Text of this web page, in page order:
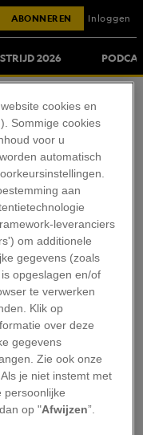
2026
ABONNEREN Inloggen
Land
houdt zich bezig
vrije tijd reist en
natuur, luistert
over alles
tot wat ze zijn.
cookies en
Sommige cookies
voor u
automatisch
aan
leveranciers
om additionele
gegevens (zoals
opgeslagen en/of
te verwerken
Klik op
over deze
gegevens
Zie ook onze
. Als je niet instemt met
persoonlijke
op "Afwijzen”.